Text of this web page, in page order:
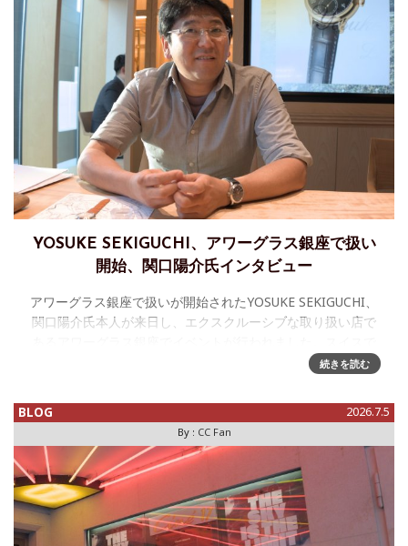
YOSUKE SEKIGUCHI、アワーグラス銀座で扱い
開始、関口陽介氏インタビュー
アワーグラス銀座で扱いが開始されたYOSUKE SEKIGUCHI、
関口陽介氏本人が来日し、エクスクルーシブな取り扱い店で
は何度もお話は伺っているのですが、改めて時計作りについ
続きを読む
BLOG 2026.7.5
By : CC Fan